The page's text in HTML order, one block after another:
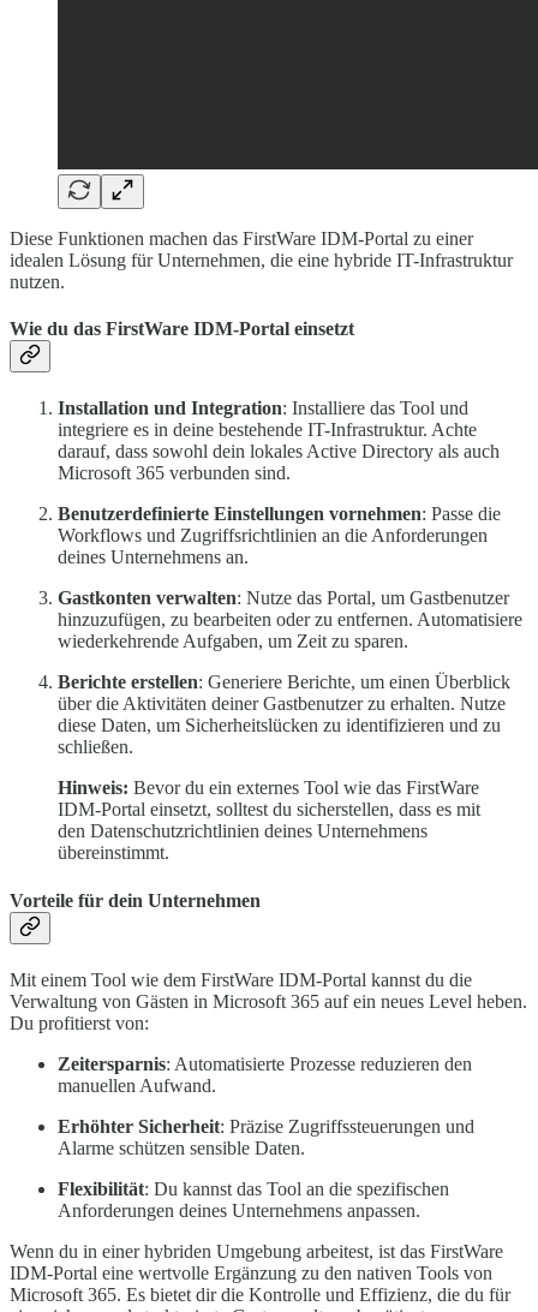
Diese Funktionen machen das FirstWare IDM-Portal zu einer
idealen Lösung für Unternehmen, die eine hybride IT-Infrastruktur
nutzen.
Wie du das FirstWare IDM-Portal einsetzt
Installation und Integration: Installiere das Tool und
integriere es in deine bestehende IT-Infrastruktur. Achte
darauf, dass sowohl dein lokales Active Directory als auch
Microsoft 365 verbunden sind.
Benutzerdefinierte Einstellungen vornehmen: Passe die
Workflows und Zugriffsrichtlinien an die Anforderungen
deines Unternehmens an.
Gastkonten verwalten: Nutze das Portal, um Gastbenutzer
hinzuzufügen, zu bearbeiten oder zu entfernen. Automatisiere
wiederkehrende Aufgaben, um Zeit zu sparen.
Berichte erstellen: Generiere Berichte, um einen Überblick
über die Aktivitäten deiner Gastbenutzer zu erhalten. Nutze
diese Daten, um Sicherheitslücken zu identifizieren und zu
schließen.
Hinweis: Bevor du ein externes Tool wie das FirstWare
IDM-Portal einsetzt, solltest du sicherstellen, dass es mit
den Datenschutzrichtlinien deines Unternehmens
übereinstimmt.
Vorteile für dein Unternehmen
Mit einem Tool wie dem FirstWare IDM-Portal kannst du die
Verwaltung von Gästen in Microsoft 365 auf ein neues Level heben.
Du profitierst von:
Zeitersparnis: Automatisierte Prozesse reduzieren den
manuellen Aufwand.
Erhöhter Sicherheit: Präzise Zugriffssteuerungen und
Alarme schützen sensible Daten.
Flexibilität: Du kannst das Tool an die spezifischen
Anforderungen deines Unternehmens anpassen.
Wenn du in einer hybriden Umgebung arbeitest, ist das FirstWare
IDM-Portal eine wertvolle Ergänzung zu den nativen Tools von
Microsoft 365. Es bietet dir die Kontrolle und Effizienz, die du für